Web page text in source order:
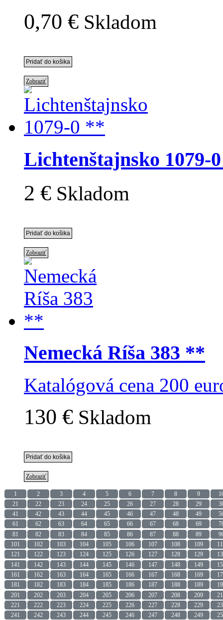
0,70 € Skladom
Zobraziť
Lichtenštajnsko 1079-
2 € Skladom
Zobraziť
Nemecká Ríša 383 **
Katalógová cena 200
130 € Skladom
Zobraziť
1 2 3 4 5 6 7 8 9
21
22 23 24 25 26 27 28 29
41
42 43 44 45 46 47 48 49
61
62 63 64 65 66 67 68 69
81
82 83 84 85 86 87 88 89
101
102 103 104 105 106 107 108 109
121
122 123 124 125 126 127 128 129
141
142 143 144 145 146 147 148 149
161
162 163 164 165 166 167 168 169
181
182 183 184 185 186 187 188 189
201
202 203 204 205 206 207 208 209
221
222 223 224 225 226 227 228 229
241
242 243 244 245 246 247 248 249